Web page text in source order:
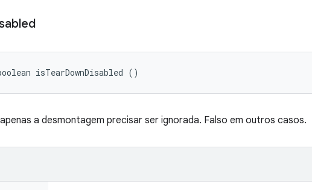
isTearDownDisabled ()
a desmontagem precisar ser ignorada. Falso em outros casos.